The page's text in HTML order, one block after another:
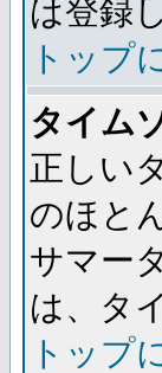
は登録
トップ
タイム
正しい
のほと
サマー
は、タ
トップ